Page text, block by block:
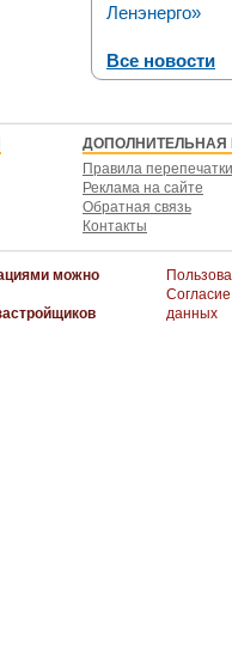
Ленэнерго»
Все новости
Правила перепечатки
Реклама на сайте
Обратная связь
Контакты
можно
данных